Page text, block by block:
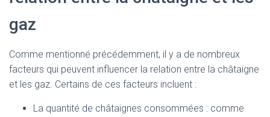
gaz
Comme mentionné précédemment, il y a de nombreux
facteurs qui peuvent influencer la relation entre la châtaigne
et les gaz. Certains de ces facteurs incluent :
La quantité de châtaignes consommées : comme